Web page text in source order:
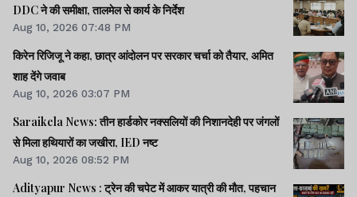
DDC ने की समीक्षा, तालमेल से कार्य के निर्देश
Aug 10, 2026 07:48 PM
किरेन रिजिजू ने कहा, छात्र आंदोलन पर सरकार चर्चा को तैयार, अमित
शाह देंगे जवाब
Aug 10, 2026 03:07 PM
Saraikela News: तीन हार्डकोर नक्सलियों की निशानदेही पर जंगलों
से मिला हथियारों का जखीरा, IED नष्ट
Aug 10, 2026 08:52 PM
Adityapur News : ट्रेन की चपेट में आकर यात्री की मौत, पहचान